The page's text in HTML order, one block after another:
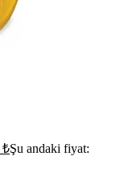
₺Şu andaki fiyat: